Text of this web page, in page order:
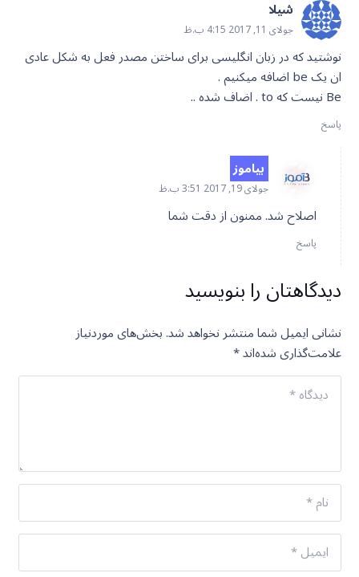
شیلا
جولای 11, 2017 4:15 ب.ظ
نوشتید که در زبان انگلیسی برای ساختن مصدر فعل به شکل عادی
ان یک be اضافه میکنیم .
Be نیست که to . اضاف شده ..
پاسخ
بیاموز
جولای 19, 2017 3:51 ب.ظ
اصلاح شد. ممنون از دقت شما
پاسخ
دیدگاهتان را بنویسید
نشانی ایمیل شما منتشر نخواهد شد.بخش‌های موردنیاز
علامت‌گذاری شده‌اند*